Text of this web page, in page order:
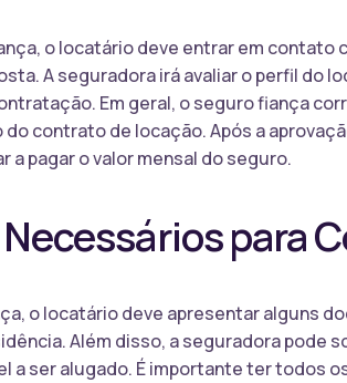
o locatário deve entrar em contato
A seguradora irá avaliar o perfil do
Em geral, o seguro fiança
contrato de locação. Após a
a pagar o valor mensal do seguro.
para
o locatário deve apresentar alguns
Além disso, a seguradora pode
a ser alugado. É importante ter todos